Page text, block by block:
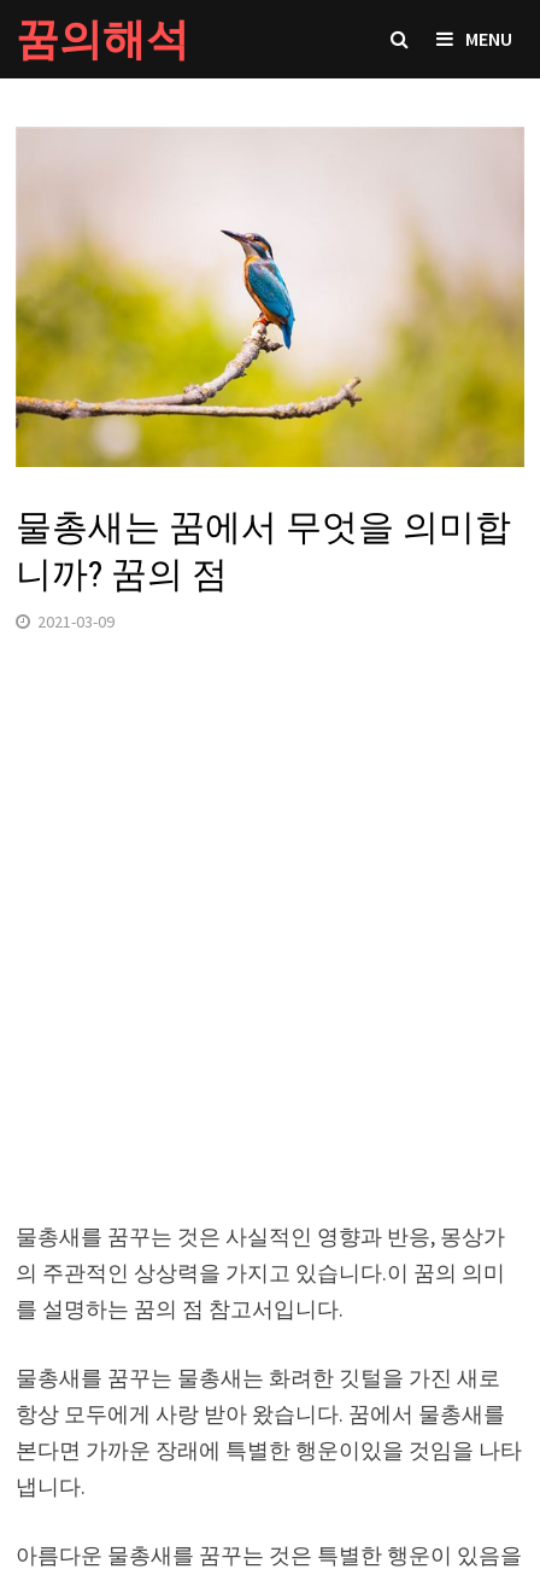
Skip
to
content
꿈의해석 MENU
물총새는 꿈에서 무엇을 의미합
니까? 꿈의 점
2021-03-09
물총새를 꿈꾸는 것은 사실적인 영향과 반응, 몽상가
의 주관적인 상상력을 가지고 있습니다.이 꿈의 의미
를 설명하는 꿈의 점 참고서입니다.
물총새를 꿈꾸는 물총새는 화려한 깃털을 가진 새로
항상 모두에게 사랑 받아 왔습니다. 꿈에서 물총새를
본다면 가까운 장래에 특별한 행운이있을 것임을 나타
냅니다.
아름다운 물총새를 꿈꾸는 것은 특별한 행운이 있음을